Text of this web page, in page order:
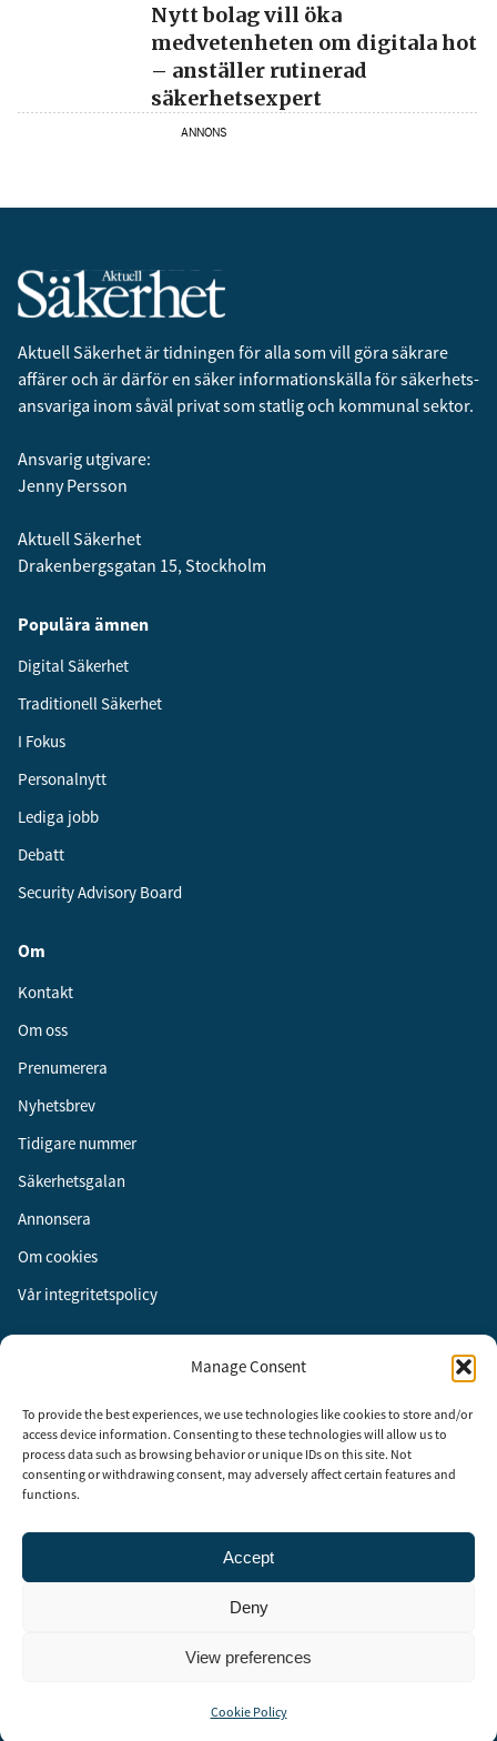
Manage Consent
To provide the best experiences, we use technologies like cookies to store and/or
access device information. Consenting to these technologies will allow us to
process data such as browsing behavior or unique IDs on this site. Not
consenting or withdrawing consent, may adversely affect certain features and
functions.
Accept
Deny
View preferences
Cookie Policy
Nytt bolag vill öka
medvetenheten om digitala hot
– anställer rutinerad
säkerhetsexpert
ANNONS
Aktuell Säkerhet är tidningen för alla som vill göra säkrare
affärer och är därför en säker informationskälla för säkerhets­
ansvariga inom såväl privat som statlig och kommunal sektor.
Ansvarig utgivare:
Jenny Persson
Aktuell Säkerhet
Drakenbergsgatan 15, Stockholm
Populära ämnen
Digital Säkerhet
Traditionell Säkerhet
I Fokus
Personalnytt
Lediga jobb
Debatt
Security Advisory Board
Om
Kontakt
Om oss
Prenumerera
Nyhetsbrev
Tidigare nummer
Säkerhetsgalan
Annonsera
Om cookies
Vår integritetspolicy
Instagram
LinkedIn
Säkerhet år 2003 för att stimulera, utveckla och informera om
branschens ledande företag och organisationer. Rådet träffas tre till
fyra gånger per år och diskuterar aktuella säkerhetsfrågor.